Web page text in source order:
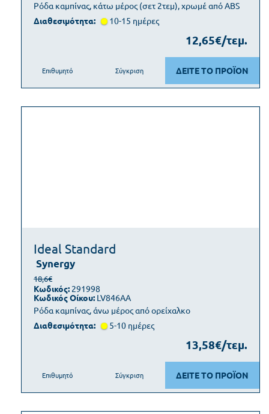
Ρόδα καμπίνας, κάτω μέρος (σετ 2τεμ), χρωμέ από ABS
Διαθεσιμότητα: 10-15 ημέρες
12,65€/τεμ.
ΔΕΙΤΕ ΤΟ ΠΡΟΪΟΝ
Επιθυμητό Σύγκριση
Ideal Standard
Synergy
Ρόδα καμπίνας, άνω μέρος από ορείχαλκο
18,6€
Κωδικός: 291998
Κωδικός Οίκου: LV846AA
Διαθεσιμότητα: 5-10 ημέρες
13,58€/τεμ.
ΔΕΙΤΕ ΤΟ ΠΡΟΪΟΝ
Επιθυμητό Σύγκριση